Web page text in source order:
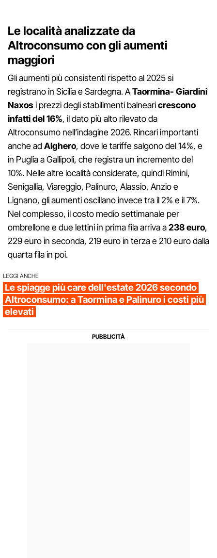
Le località analizzate da
Altroconsumo con gli aumenti
maggiori
Gli aumenti più consistenti rispetto al 2025 si
registrano in Sicilia e Sardegna. ATaormina- Giardini
Naxosi prezzi degli stabilimenti balnearicrescono
infatti del 16%, il dato più alto rilevato da
Altroconsumo nell’indagine 2026. Rincari importanti
anche adAlghero, dove le tariffe salgono del 14%, e
in Puglia a Gallipoli, che registra un incremento del
10%. Nelle altre località considerate, quindi Rimini,
Senigallia, Viareggio, Palinuro, Alassio, Anzio e
Lignano, gli aumenti oscillano invece tra il 2% e il 7%.
Nel complesso, il costo medio settimanale per
ombrellone e due lettini in prima fila arriva a238 euro,
229 euro in seconda, 219 euro in terza e 210 euro dalla
quarta fila in poi.
LEGGI ANCHE
Le spiagge più care dell'estate 2026 secondo
Altroconsumo: a Taormina e Palinuro i costi più
elevati